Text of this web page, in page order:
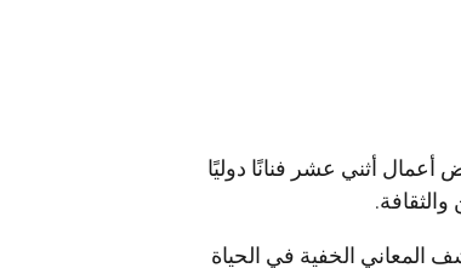
أثني عشر فنانًا دوليًا
المعاني الخفية في الحياة